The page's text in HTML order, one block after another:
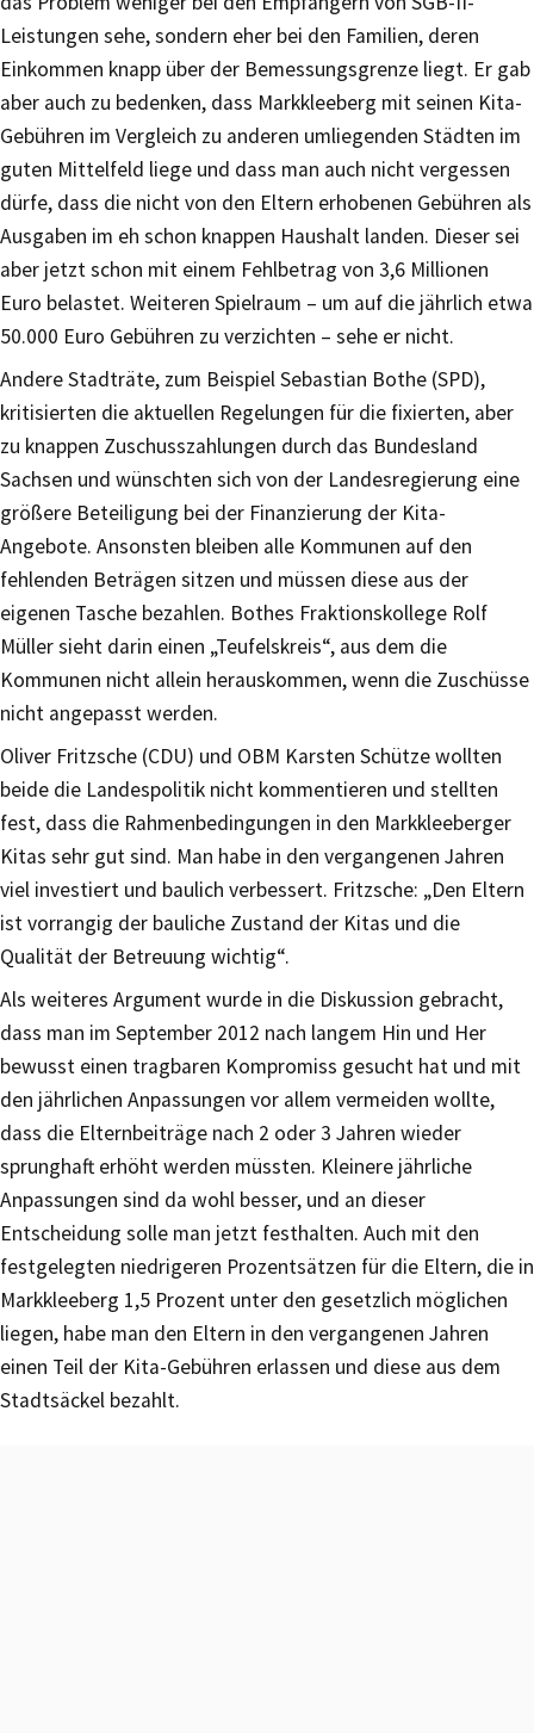
Leistungen sehe, sondern eher bei den Familien, deren
Einkommen knapp über der Bemessungsgrenze liegt. Er gab
aber auch zu bedenken, dass Markkleeberg mit seinen Kita-
Gebühren im Vergleich zu anderen umliegenden Städten im
guten Mittelfeld liege und dass man auch nicht vergessen
dürfe, dass die nicht von den Eltern erhobenen Gebühren als
Ausgaben im eh schon knappen Haushalt landen. Dieser sei
aber jetzt schon mit einem Fehlbetrag von 3,6 Millionen
Euro belastet. Weiteren Spielraum – um auf die jährlich etwa
50.000 Euro Gebühren zu verzichten – sehe er nicht.
Andere Stadträte, zum Beispiel Sebastian Bothe (SPD),
kritisierten die aktuellen Regelungen für die fixierten, aber
zu knappen Zuschusszahlungen durch das Bundesland
Sachsen und wünschten sich von der Landesregierung eine
größere Beteiligung bei der Finanzierung der Kita-
Angebote. Ansonsten bleiben alle Kommunen auf den
fehlenden Beträgen sitzen und müssen diese aus der
eigenen Tasche bezahlen. Bothes Fraktionskollege Rolf
Müller sieht darin einen „Teufelskreis“, aus dem die
Kommunen nicht allein herauskommen, wenn die Zuschüsse
nicht angepasst werden.
Oliver Fritzsche (CDU) und OBM Karsten Schütze wollten
beide die Landespolitik nicht kommentieren und stellten
fest, dass die Rahmenbedingungen in den Markkleeberger
Kitas sehr gut sind. Man habe in den vergangenen Jahren
viel investiert und baulich verbessert. Fritzsche: „Den Eltern
ist vorrangig der bauliche Zustand der Kitas und die
Qualität der Betreuung wichtig“.
Als weiteres Argument wurde in die Diskussion gebracht,
dass man im September 2012 nach langem Hin und Her
bewusst einen tragbaren Kompromiss gesucht hat und mit
den jährlichen Anpassungen vor allem vermeiden wollte,
dass die Elternbeiträge nach 2 oder 3 Jahren wieder
sprunghaft erhöht werden müssten. Kleinere jährliche
Anpassungen sind da wohl besser, und an dieser
Entscheidung solle man jetzt festhalten. Auch mit den
festgelegten niedrigeren Prozentsätzen für die Eltern, die in
Markkleeberg 1,5 Prozent unter den gesetzlich möglichen
liegen, habe man den Eltern in den vergangenen Jahren
einen Teil der Kita-Gebühren erlassen und diese aus dem
Stadtsäckel bezahlt.